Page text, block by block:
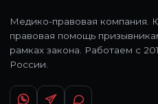
Медико-правовая компания.
правовая помощь
рамках закона. Работаем с
России.